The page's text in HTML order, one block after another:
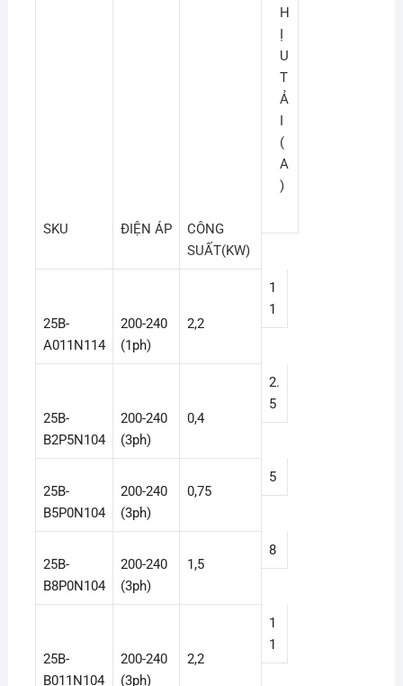
SKU ĐIỆN ÁP
CÔNG
SUẤT(KW)
H
Ị
U
T
Ả
I
(
A
)
25B-
A011N114
200-240
(1ph)
2,2
1
1
25B-
B2P5N104
200-240
(3ph)
0,4
2.
5
25B-
B5P0N104
200-240
(3ph)
0,75
5
25B-
B8P0N104
200-240
(3ph)
1,5
8
25B-
B011N104
200-240
(3ph)
2,2
1
1